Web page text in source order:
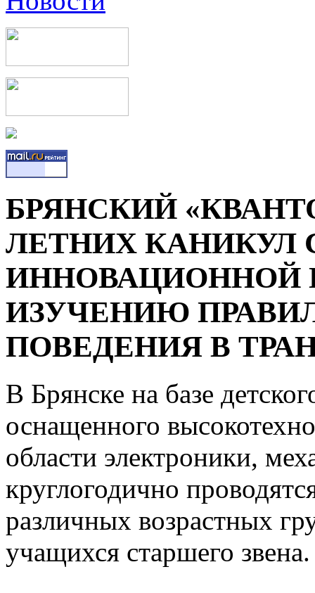
БРЯНСКИЙ
ЛЕТНИХ КАНИКУЛ
ИННОВАЦИОННОЙ
ИЗУЧЕНИЮ
ПОВЕДЕНИЯ В
В Брянске на базе
оснащенного
области электроники,
круглогодично
различных возрастных
учащихся старшего звена.